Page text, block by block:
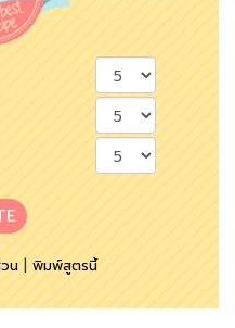
น|พิมพ์สูตรนี้